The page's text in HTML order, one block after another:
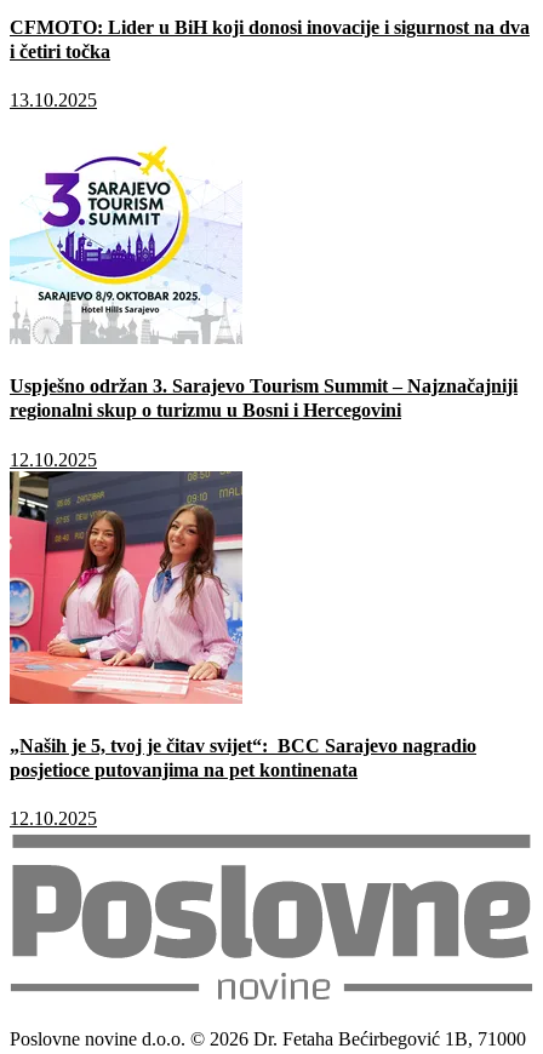
CFMOTO: Lider u BiH koji donosi inovacije i sigurnost na dva
i četiri točka
13.10.2025
Uspješno održan 3. Sarajevo Tourism Summit – Najznačajniji
regionalni skup o turizmu u Bosni i Hercegovini
12.10.2025
„Naših je 5, tvoj je čitav svijet“: BCC Sarajevo nagradio
posjetioce putovanjima na pet kontinenata
12.10.2025
Poslovne novine d.o.o. © 2026 Dr. Fetaha Bećirbegović 1B, 71000